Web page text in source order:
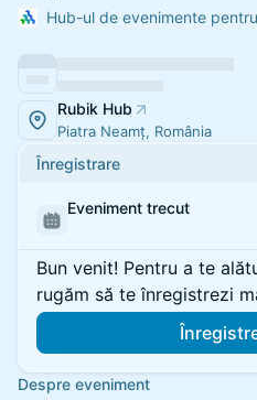
Hub-ul de evenimente
Rubik Hub
Piatra Neamț, România
Înregistrare
Eveniment trecut
Bun venit! Pentru a te
rugăm să te înregistrezi
Despre eveniment